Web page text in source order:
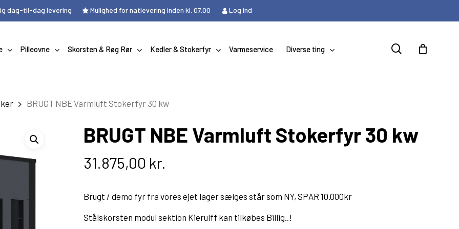
dag-til-dag levering Mulighed for natlevering inden kl. 07.00 Log ind
Morsø
Pilleovne
Display
Gearmotor
Print
Røggasføler
Ø.100mm
Skorsten & Røg Rør
Ø.100mm
Ø.130mm
Ø.155mm
Ø200mm
Kedler & Stokerfyr
NBE
Extraflame stokerfyr
Varmeservice Diverse ting search
Kurv Close
BRUGT NBE Varmluft Stokerfyr 30 kw
BRUGT NBE Varmluft Stokerfyr 30 kw
31.875,00 kr.
Brugt / demo fyr fra vores ejet lager sælges står som NY, SPAR 10.000kr
Stålskorsten modul sektion Kierulff kan tilkøbes Billig..!